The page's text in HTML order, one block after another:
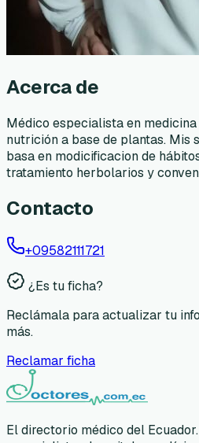
Acerca de
Médico especialista en
nutrición a base de plantas. Mis
basa en modicificacion de
tratamiento herbolarios y
Contacto
+09582111721
¿Es tu ficha?
Reclámala para actualizar tu
más.
Reclamar ficha
El directorio médico del